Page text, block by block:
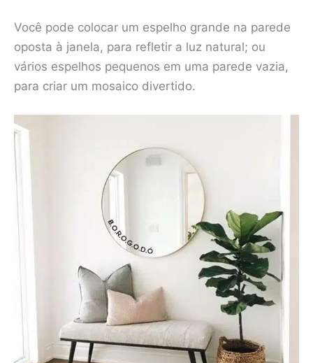
Você pode colocar um espelho grande na parede
oposta à janela, para refletir a luz natural; ou
vários espelhos pequenos em uma parede vazia,
para criar um mosaico divertido.